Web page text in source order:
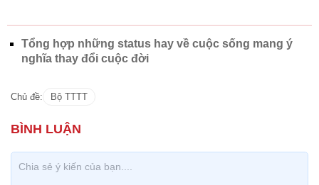
Tổng hợp những status hay về cuộc sống mang ý
nghĩa thay đổi cuộc đời
Chủ đề: Bộ TTTT